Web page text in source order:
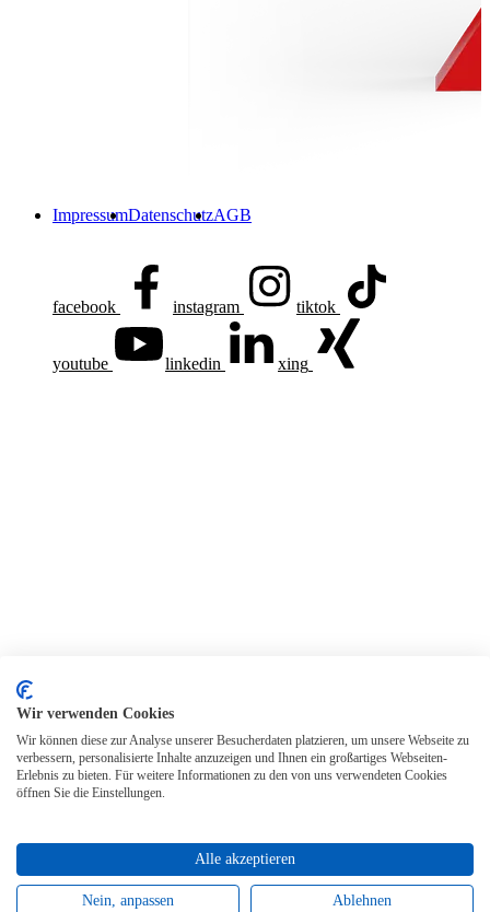
Wir verwenden Cookies
Wir können diese zur Analyse unserer Besucherdaten platzieren, um unsere Webseite zu
verbessern, personalisierte Inhalte anzuzeigen und Ihnen ein großartiges Webseiten-
Erlebnis zu bieten. Für weitere Informationen zu den von uns verwendeten Cookies
öffnen Sie die Einstellungen.
Alle akzeptieren
Nein, anpassen Ablehnen
ImpressumDatenschutzAGB
facebook instagram tiktok
youtube linkedin xing